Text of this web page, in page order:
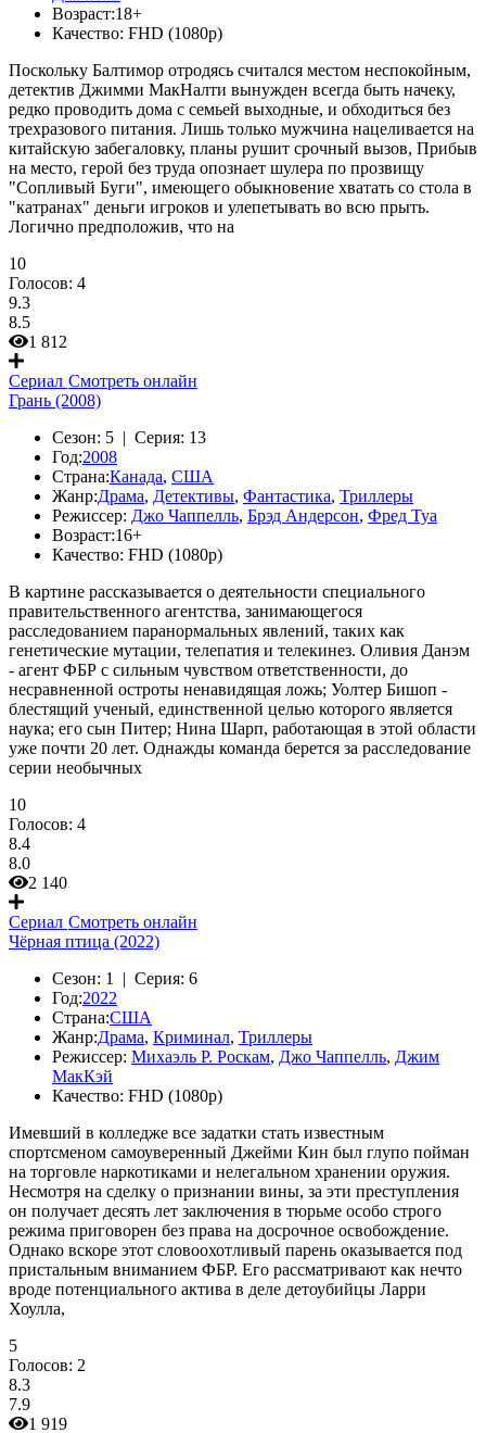
Возраст:18+
Качество: FHD (1080p)
Поскольку Балтимор отродясь считался местом неспокойным,
детектив Джимми МакНалти вынужден всегда быть начеку,
редко проводить дома с семьей выходные, и обходиться без
трехразового питания. Лишь только мужчина нацеливается на
китайскую забегаловку, планы рушит срочный вызов, Прибыв
на место, герой без труда опознает шулера по прозвищу
"Сопливый Буги", имеющего обыкновение хватать со стола в
"катранах" деньги игроков и улепетывать во всю прыть.
Логично предположив, что на
10
Голосов: 4
9.3
8.5
1 812
Сериал Смотреть онлайн
Грань (2008)
Сезон: 5 | Серия: 13
Год:2008
Страна:Канада, США
Жанр:Драма, Детективы, Фантастика, Триллеры
Режиссер: Джо Чаппелль, Брэд Андерсон, Фред Туа
Возраст:16+
Качество: FHD (1080p)
В картине рассказывается о деятельности специального
правительственного агентства, занимающегося
расследованием паранормальных явлений, таких как
генетические мутации, телепатия и телекинез. Оливия Данэм
- агент ФБР с сильным чувством ответственности, до
несравненной остроты ненавидящая ложь; Уолтер Бишоп -
блестящий ученый, единственной целью которого является
наука; его сын Питер; Нина Шарп, работающая в этой области
уже почти 20 лет. Однажды команда берется за расследование
серии необычных
10
Голосов: 4
8.4
8.0
2 140
Сериал Смотреть онлайн
Чёрная птица (2022)
Сезон: 1 | Серия: 6
Год:2022
Страна:США
Жанр:Драма, Криминал, Триллеры
Режиссер: Михаэль Р. Роскам, Джо Чаппелль, Джим
МакКэй
Качество: FHD (1080p)
Имевший в колледже все задатки стать известным
спортсменом самоуверенный Джейми Кин был глупо пойман
на торговле наркотиками и нелегальном хранении оружия.
Несмотря на сделку о признании вины, за эти преступления
он получает деcять лет заключения в тюрьме особо строго
режима приговорен без права на досрочное освобождение.
Однако вскоре этот словоохотливый парень оказывается под
пристальным вниманием ФБР. Его рассматривают как нечто
вроде потенциального актива в деле детоубийцы Ларри
Хоулла,
5
Голосов: 2
8.3
7.9
1 919